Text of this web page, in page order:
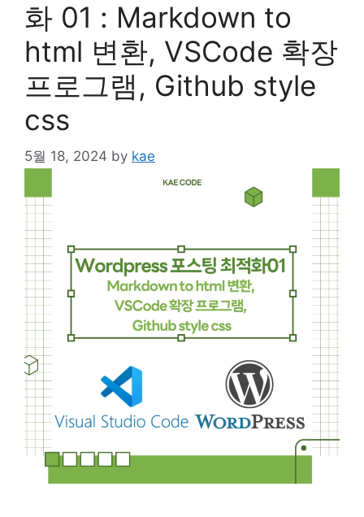
화 01 : Markdown to
html 변환, VSCode 확장
프로그램, Github style
css
5월 18, 2024 by kae